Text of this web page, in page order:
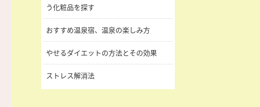
う化粧品を探す
おすすめ温泉宿、温泉の楽しみ方
やせるダイエットの方法とその効果
ストレス解消法